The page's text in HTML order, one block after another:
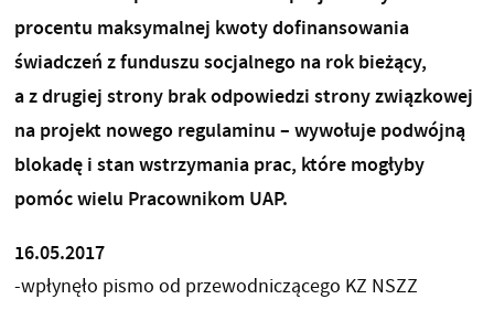
procentu maksymalnej kwoty dofinansowania
świadczeń z funduszu socjalnego na rok bieżący,
a z drugiej strony brak odpowiedzi strony związkowej
na projekt nowego regulaminu – wywołuje podwójną
blokadę i stan wstrzymania prac, które mogłyby
pomóc wielu Pracownikom UAP.
16.05.2017
-wpłynęło pismo od przewodniczącego KZ NSZZ